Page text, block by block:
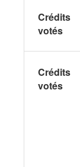
Crédits
votés
Crédits
votés